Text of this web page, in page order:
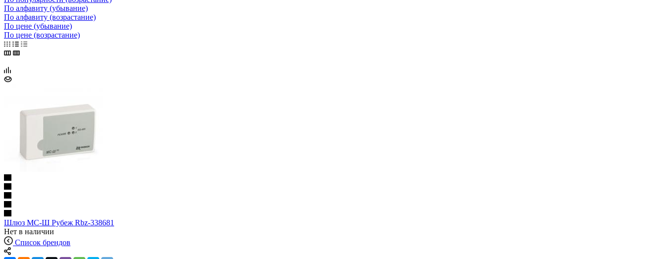
По алфавиту (убывание)
По алфавиту (возрастание)
По цене (убывание)
По цене (возрастание)
Шлюз МС-Ш Рубеж Rbz-338681
Нет в наличии
Список брендов